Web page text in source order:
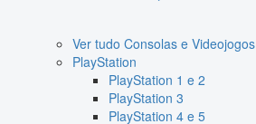
Ver tudo Consolas e Videojogos
PlayStation
PlayStation 1 e 2
PlayStation 3
PlayStation 4 e 5